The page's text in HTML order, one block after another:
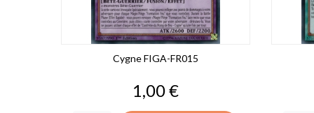
Cygne FIGA-FR015
Prix
1,00 €